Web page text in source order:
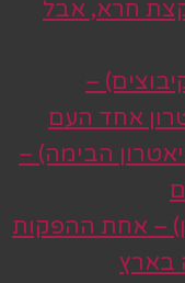
חרא, אבל
–
אחד העם
הבימה) –
– אחת ההפקות
בארץ